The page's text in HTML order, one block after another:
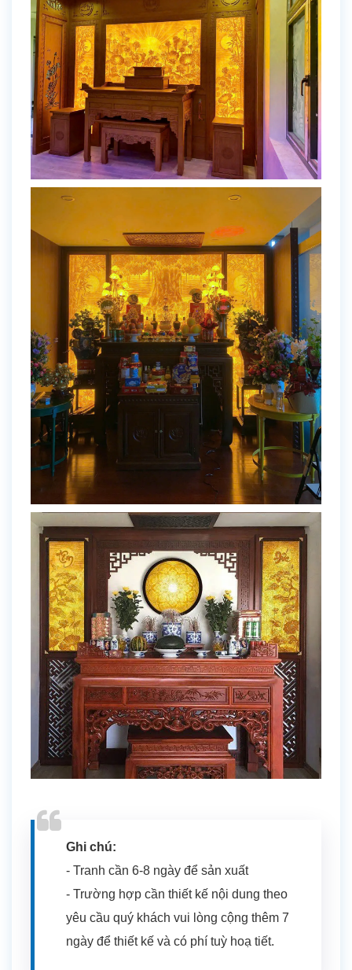
Ghi chú:
- Tranh cần 6-8 ngày để sản xuất
- Trường hợp cần thiết kế nội dung theo
yêu cầu quý khách vui lòng cộng thêm 7
ngày để thiết kế và có phí tuỳ hoạ tiết.